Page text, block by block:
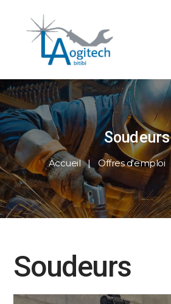
Soudeurs
Accueil Offres d'emploi
Soudeurs